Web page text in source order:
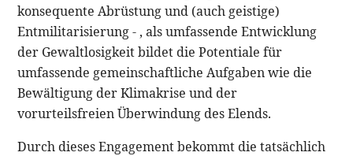
konsequente Abrüstung und (auch geistige)
Entmilitarisierung - , als umfassende Entwicklung
der Gewaltlosigkeit bildet die Potentiale für
umfassende gemeinschaftliche Aufgaben wie die
Bewältigung der Klimakrise und der
vorurteilsfreien Überwindung des Elends.
Durch dieses Engagement bekommt die tatsächlich